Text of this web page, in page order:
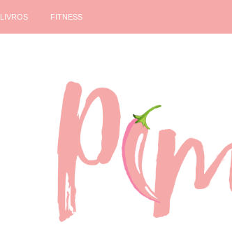
LIVROS FITNESS